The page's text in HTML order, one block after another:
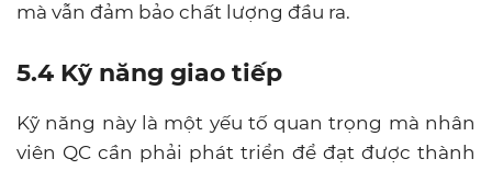
mà vẫn đảm bảo chất lượng đầu ra.
5.4 Kỹ năng giao tiếp
Kỹ năng này là một yếu tố quan trọng mà nhân
viên QC cần phải phát triển để đạt được thành